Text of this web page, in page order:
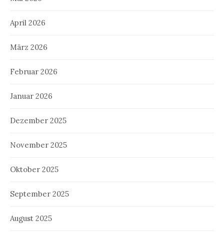
April 2026
März 2026
Februar 2026
Januar 2026
Dezember 2025
November 2025
Oktober 2025
September 2025
August 2025